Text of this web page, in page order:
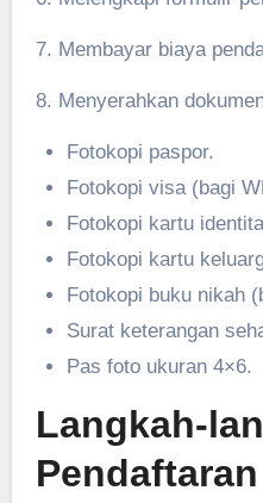
7. Membayar biaya
8. Menyerahkan
Fotokopi paspor.
Fotokopi visa (bagi
Fotokopi kartu
Fotokopi kartu
Fotokopi buku nikah
Surat keterangan
Pas foto ukuran 4×6.
Langkah-